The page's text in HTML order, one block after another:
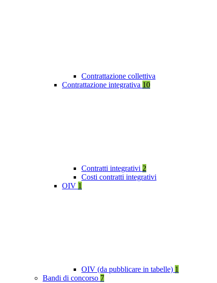
Contrattazione collettiva
Contrattazione integrativa 10
Contratti integrativi 2
Costi contratti integrativi
OIV 1
OIV (da pubblicare in tabelle) 1
Bandi di concorso 7